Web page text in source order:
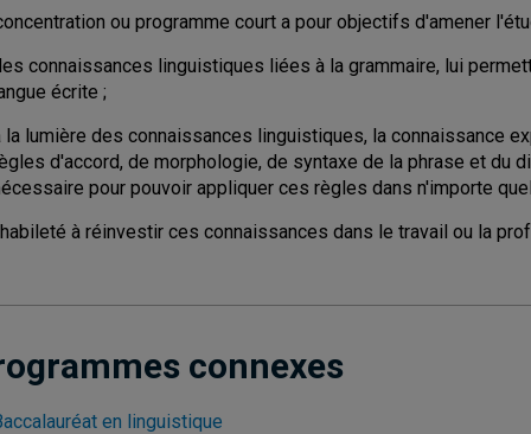
ou programme court a pour objectifs d'amener
connaissances linguistiques liées à la grammaire, lui
écrite ;
la lumière des connaissances linguistiques, la connaissance
d'accord, de morphologie, de syntaxe de la phrase et du
pour pouvoir appliquer ces règles dans n'importe
à réinvestir ces connaissances dans le travail ou la
connexes
en linguistique